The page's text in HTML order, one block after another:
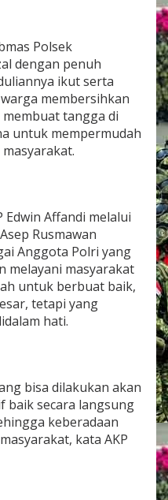
Polsek
dengan penuh
ikut serta
membersihkan
tangga di
untuk mempermudah
Edwin Affandi melalui
Rusmawan
Anggota Polri yang
melayani masyarakat
untuk berbuat baik,
tetapi yang
hati.
bisa dilakukan akan
baik secara langsung
keberadaan
kata AKP